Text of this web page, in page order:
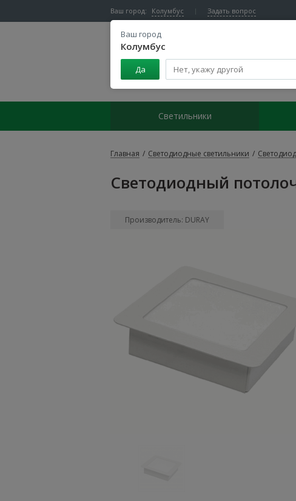
Ваш город: Колумбус
Ваш город
Колумбус
Да
Задать вопрос
Центр светодиодного освещения
Светильники
Главная / Светодиодные светильники /
Светодиодный
Производитель: DURAY